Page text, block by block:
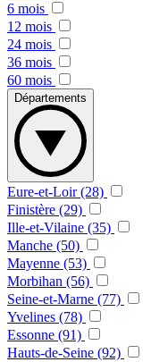
6 mois
12 mois
24 mois
36 mois
60 mois
Départements
Eure-et-Loir (28)
Finistère (29)
Ille-et-Vilaine (35)
Manche (50)
Mayenne (53)
Morbihan (56)
Seine-et-Marne (77)
Yvelines (78)
Essonne (91)
Hauts-de-Seine (92)